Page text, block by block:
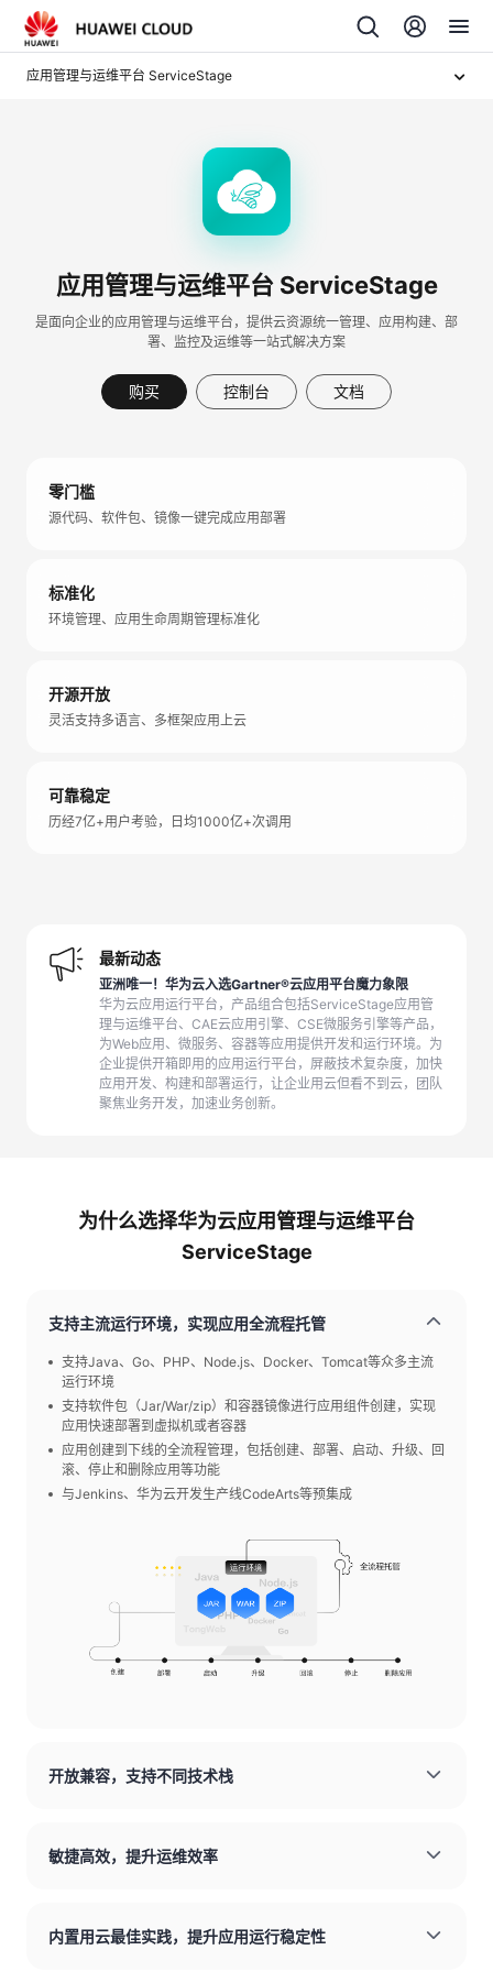
应用管理与运维平台 ServiceStage
应用管理与运维平台 ServiceStage
是面向企业的应用管理与运维平台，提供云资源统一管理、应用构建、部
署、监控及运维等一站式解决方案
购买 控制台 文档
零门槛
源代码、软件包、镜像一键完成应用部署
标准化
环境管理、应用生命周期管理标准化
开源开放
灵活支持多语言、多框架应用上云
可靠稳定
历经7亿+用户考验，日均1000亿+次调用
最新动态
亚洲唯一！华为云入选Gartner®云应用平台魔力象限
华为云应用运行平台，产品组合包括ServiceStage应用管
理与运维平台、CAE云应用引擎、CSE微服务引擎等产品，
为Web应用、微服务、容器等应用提供开发和运行环境。为
企业提供开箱即用的应用运行平台，屏蔽技术复杂度，加快
应用开发、构建和部署运行，让企业用云但看不到云，团队
聚焦业务开发，加速业务创新。
为什么选择华为云应用管理与运维平台
ServiceStage
支持主流运行环境，实现应用全流程托管
支持Java、Go、PHP、Node.js、Docker、Tomcat等众多主流
运行环境
支持软件包（Jar/War/zip）和容器镜像进行应用组件创建，实现
应用快速部署到虚拟机或者容器
应用创建到下线的全流程管理，包括创建、部署、启动、升级、回
滚、停止和删除应用等功能
与Jenkins、华为云开发生产线CodeArts等预集成
开放兼容，支持不同技术栈
敏捷高效，提升运维效率
内置用云最佳实践，提升应用运行稳定性